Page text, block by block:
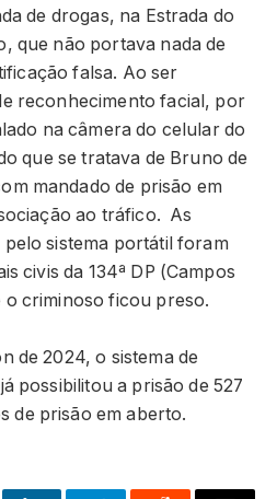
de drogas, na Estrada do
que não portava nada de
falsa. Ao ser
reconhecimento facial, por
na câmera do celular do
que se tratava de Bruno de
mandado de prisão em
ao tráfico. As
sistema portátil foram
civis da 134ª DP (Campos
o criminoso ficou preso.
de 2024, o sistema de
possibilitou a prisão de 527
de prisão em aberto.